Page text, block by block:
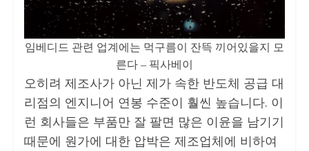
임베디드 관련 업계에는 먹구름이 잔뜩 끼어있을지 모
른다 – 픽사베이
오히려 제조사가 아닌 제가 속한 반도체 공급 대
리점의 엔지니어 연봉 수준이 훨씬 높습니다. 이
런 회사들은 부품만 잘 팔면 많은 이윤을 남기기
때문에 원가에 대한 압박은 제조업체에 비하여